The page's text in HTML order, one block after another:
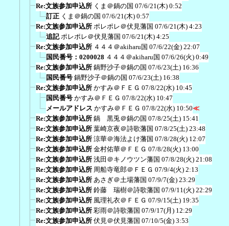
Re:文族参加申込所 くま＠鍋の国 07/6/21(木) 0:52
訂正 くま＠鍋の国 07/6/21(木) 0:57
Re:文族参加申込所 ポレポレ＠伏見藩国 07/6/21(木) 4:23
追記 ポレポレ＠伏見藩国 07/6/21(木) 4:25
Re:文族参加申込所 ４４４＠akiharu国 07/6/22(金) 22:07
国民番号：0200028 ４４４＠akiharu国 07/6/26(火) 0:49
Re:文族参加申込所 鍋野沙子＠鍋の国 07/6/23(土) 16:36
国民番号 鍋野沙子＠鍋の国 07/6/23(土) 16:38
Re:文族参加申込所 かすみ＠ＦＥＧ 07/8/22(水) 10:45
国民番号 かすみ＠ＦＥＧ 07/8/22(水) 10:47
メールアドレス かすみ＠ＦＥＧ 07/8/22(水) 10:50≪
Re:文族参加申込所 鍋 黒兎＠鍋の国 07/8/25(土) 15:41
Re:文族参加申込所 葉崎京夜＠詩歌藩国 07/8/25(土) 23:48
Re:文族参加申込所 涼華＠海法よけ藩国 07/8/28(火) 12:07
Re:文族参加申込所 金村佑華＠ＦＥＧ 07/8/28(火) 13:00
Re:文族参加申込所 浅田＠キノウツン藩国 07/8/28(火) 21:08
Re:文族参加申込所 周船寺竜郎＠ＦＥＧ 07/9/4(火) 2:13
Re:文族参加申込所 あさぎ＠土場藩国 07/9/7(金) 23:29
Re:文族参加申込所 鈴藤 瑞樹＠詩歌藩国 07/9/11(火) 22:29
Re:文族参加申込所 風理礼衣＠ＦＥＧ 07/9/15(土) 19:35
Re:文族参加申込所 彩雨＠詩歌藩国 07/9/17(月) 12:29
Re:文族参加申込所 伏見＠伏見藩国 07/10/5(金) 3:53